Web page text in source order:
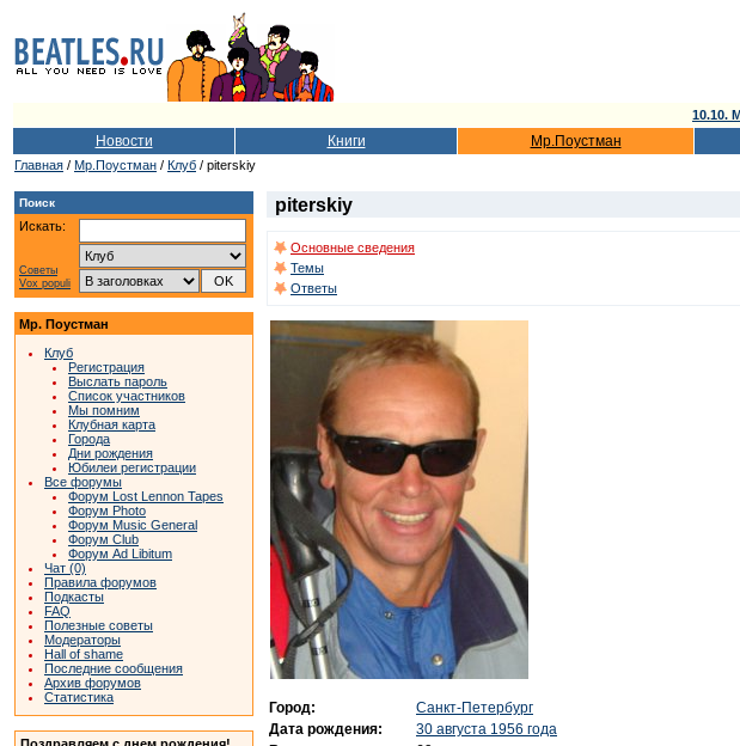
10.10.
Новости Книги Мр.Поустман
Главная / Мр.Поустман / Клуб / piterskiy
Поиск
Искать:
Советы
Vox populi
Мр. Поустман
Клуб
Регистрация
Выслать пароль
Список участников
Мы помним
Клубная карта
Города
Дни рождения
Юбилеи регистрации
Все форумы
Форум Lost Lennon Tapes
Форум Photo
Форум Music General
Форум Club
Форум Ad Libitum
Чат (0)
Правила форумов
Подкасты
FAQ
Полезные советы
Модераторы
Hall of shame
Последние сообщения
Архив форумов
Статистика
piterskiy
Основные сведения
Темы
Ответы
Город:
Санкт-Петербург
Дата рождения:
30 августа 1956 года